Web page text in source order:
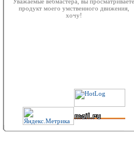
продукт моего умственного движения,
хочу!